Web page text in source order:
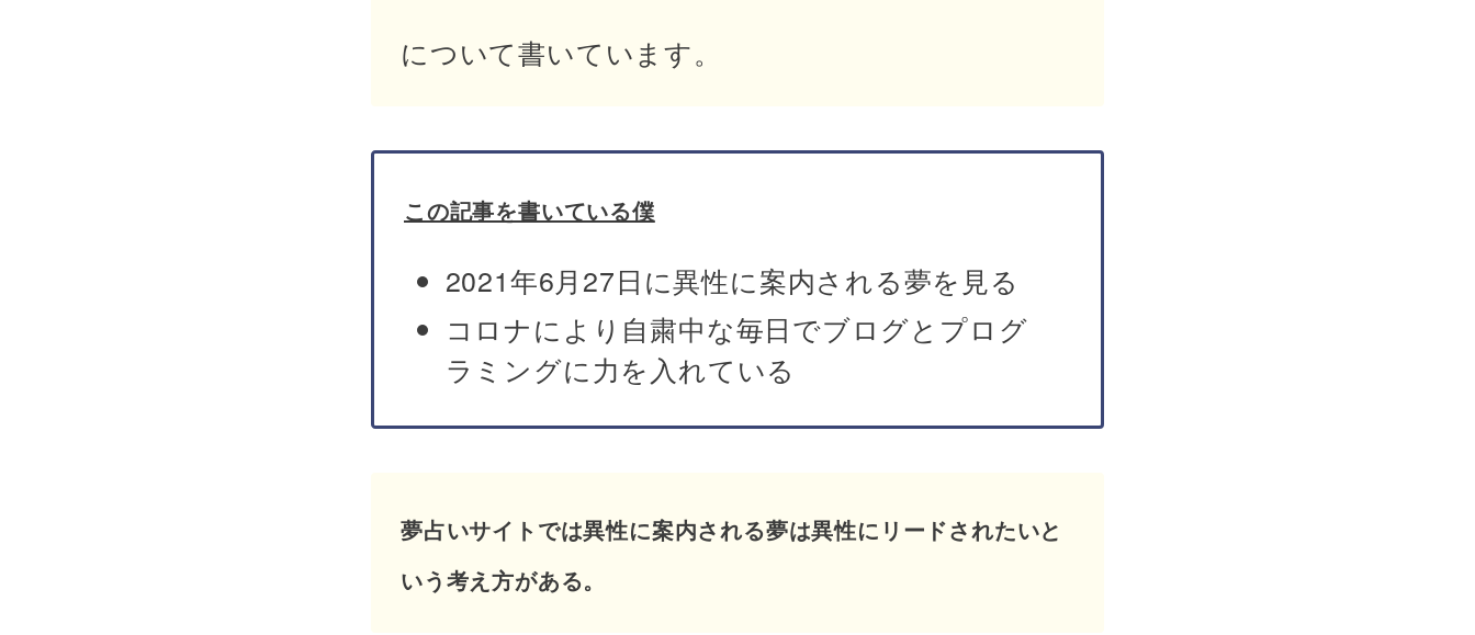
について書いています。
この記事を書いている僕
2021年6月27日に異性に案内される夢を見る
コロナにより自粛中な毎日でブログとプログ
ラミングに力を入れている
夢占いサイトでは異性に案内される夢は異性にリードされたいと
いう考え方がある。